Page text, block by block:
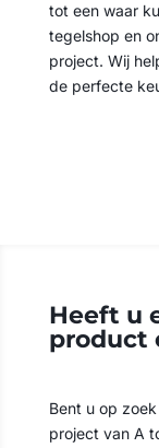
tot een waar
tegelshop en
project. Wij
de perfecte
Heeft u
product
Bent u op
project van A